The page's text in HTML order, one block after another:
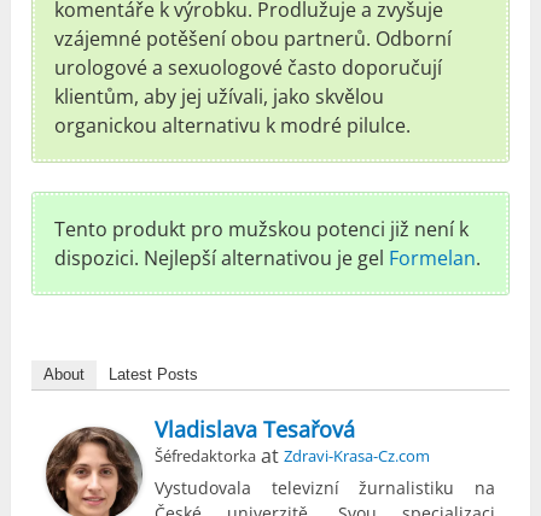
komentáře k výrobku. Prodlužuje a zvyšuje
vzájemné potěšení obou partnerů. Odborní
urologové a sexuologové často doporučují
klientům, aby jej užívali, jako skvělou
organickou alternativu k modré pilulce.
Tento produkt pro mužskou potenci již není k
dispozici. Nejlepší alternativou je gel Formelan.
About Latest Posts
Vladislava Tesařová
Šéfredaktorka atZdravi-Krasa-Cz.com
Vystudovala televizní žurnalistiku na